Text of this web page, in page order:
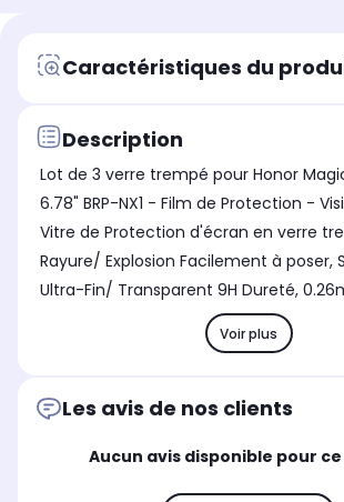
Caractéristiques du
Description
Lot de 3 verre trempé pour Honor
6.78" BRP-NX1 - Film de Protection -
Vitre de Protection d'écran en verre
Rayure/ Explosion Facilement à poser,
Ultra-Fin/ Transparent 9H Dureté,
Voir plus
Les avis de nos clients
Aucun avis disponible pour